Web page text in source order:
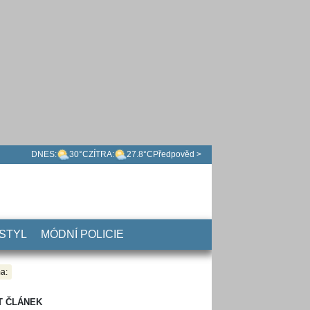
DNES: 30°CZÍTRA: 27.8°C Předpověd >
MÓDNÍ POLICIE
ČLÁNEK